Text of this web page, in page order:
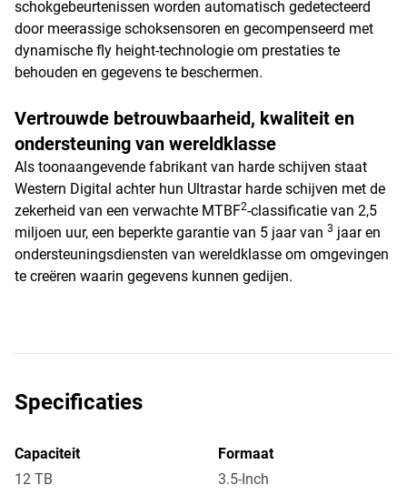
schokgebeurtenissen worden automatisch gedetecteerd
door meerassige schoksensoren en gecompenseerd met
dynamische fly height-technologie om prestaties te
behouden en gegevens te beschermen.
Vertrouwde betrouwbaarheid, kwaliteit en
ondersteuning van wereldklasse
Als toonaangevende fabrikant van harde schijven staat
Western Digital achter hun Ultrastar harde schijven met de
zekerheid van een verwachte MTBF2-classificatie van 2,5
miljoen uur, een beperkte garantie van 5 jaar van 3 jaar en
ondersteuningsdiensten van wereldklasse om omgevingen
te creëren waarin gegevens kunnen gedijen.
Specificaties
Capaciteit
12 TB
Formaat
3.5-Inch